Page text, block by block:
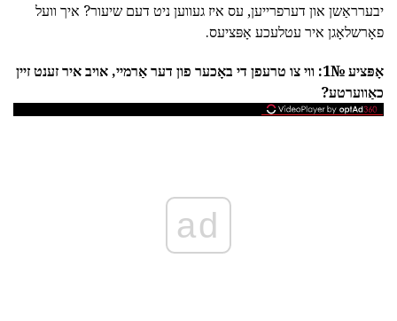
יבערראַשן און דערפרייען, עס איז געווען ניט דעם שיעור? איך וועל
פאָרשלאָגן איר עטלעכע אָפּציעס.
אָפּציע №1: ווי צו טרעפן די באָכער פון דער אַרמיי, אויב איר זענט זיין
כאַווערטע?
ad